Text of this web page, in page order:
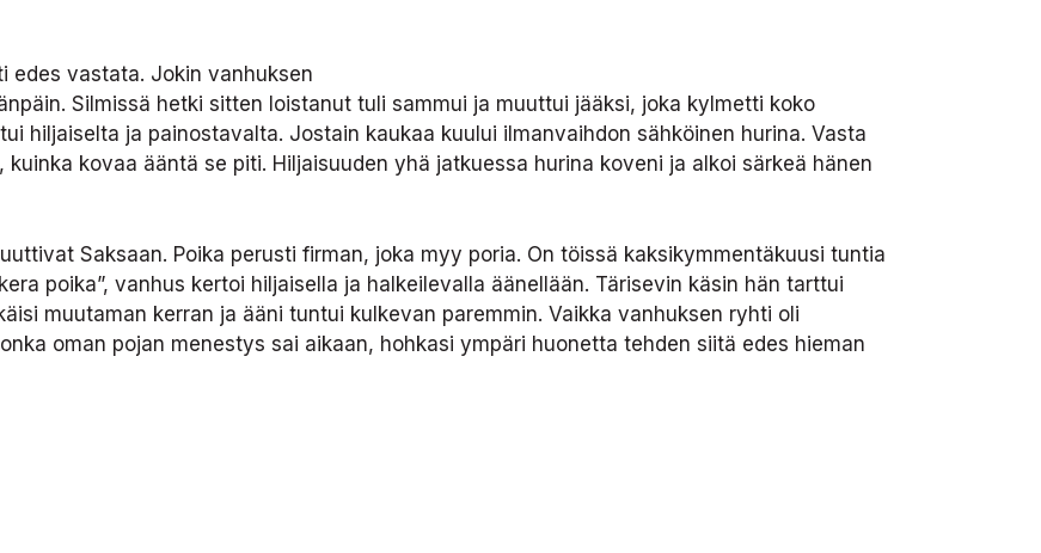
edes vastata. Jokin vanhuksen
Silmissä hetki sitten loistanut tuli sammui ja muuttui jääksi, joka kylmetti koko
hiljaiselta ja painostavalta. Jostain kaukaa kuului ilmanvaihdon sähköinen hurina. Vasta
kovaa ääntä se piti. Hiljaisuuden yhä jatkuessa hurina koveni ja alkoi särkeä hänen
Saksaan. Poika perusti firman, joka myy poria. On töissä kaksikymmentäkuusi tuntia
poika”, vanhus kertoi hiljaisella ja halkeilevalla äänellään. Tärisevin käsin hän tarttui
muutaman kerran ja ääni tuntui kulkevan paremmin. Vaikka vanhuksen ryhti oli
oman pojan menestys sai aikaan, hohkasi ympäri huonetta tehden siitä edes hieman